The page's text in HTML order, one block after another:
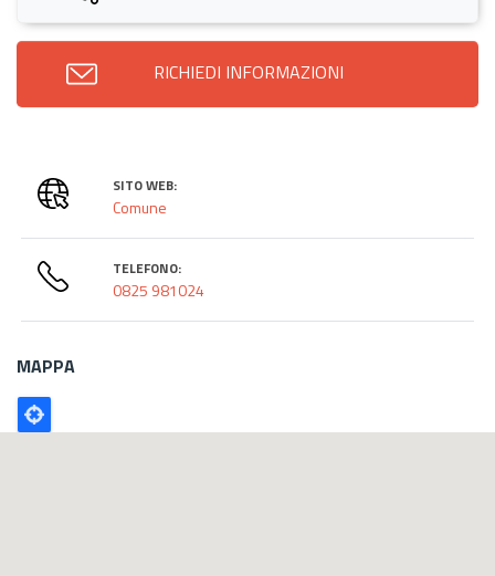
RICHIEDI INFORMAZIONI
SITO WEB:
Comune
TELEFONO:
0825 981024
MAPPA
Poligono
GEO